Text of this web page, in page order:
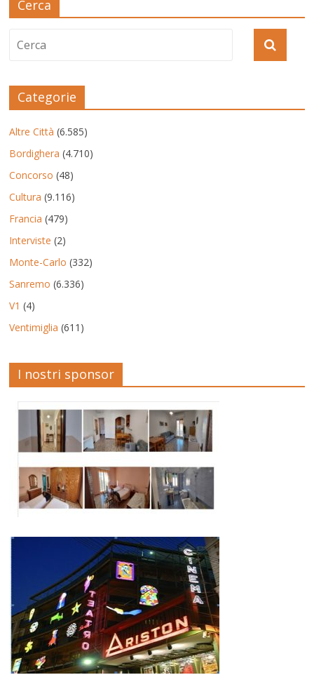
Cerca
Categorie
Altre Città (6.585)
Bordighera (4.710)
Concorso (48)
Cultura (9.116)
Francia (479)
Interviste (2)
Monte-Carlo (332)
Sanremo (6.336)
V1 (4)
Ventimiglia (611)
I nostri sponsor